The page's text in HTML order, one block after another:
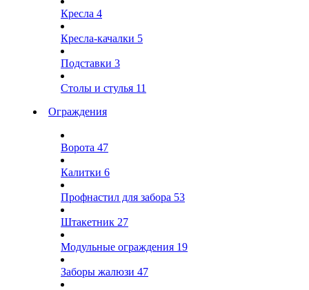
Кресла 4
Кресла-качалки 5
Подставки 3
Столы и стулья 11
Ограждения
Ворота 47
Калитки 6
Профнастил для забора 53
Штакетник 27
Модульные ограждения 19
Заборы жалюзи 47